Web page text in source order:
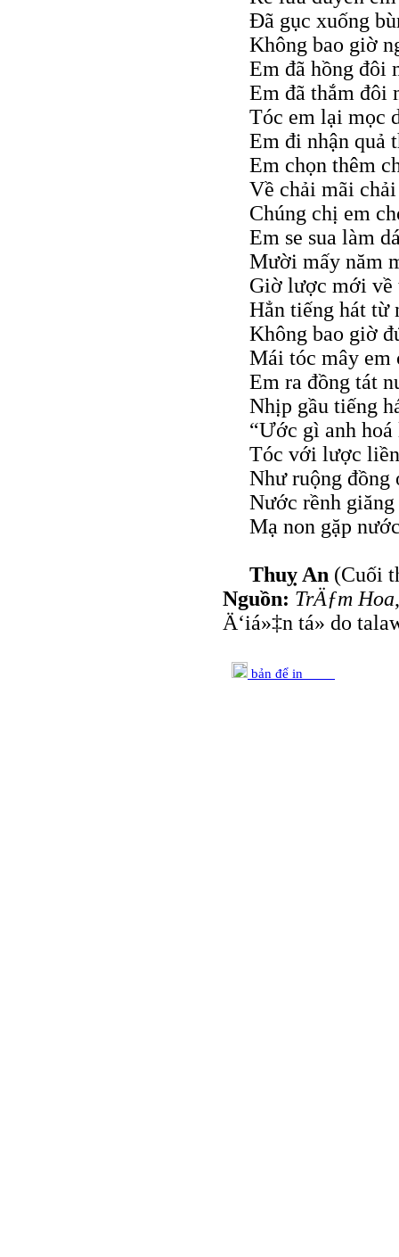
Đã gục xuống
Không bao giờ
Em đã hồng đôi
Em đã thắm đôi
Tóc em lại mọc
Em đi nhận quả
Em chọn thêm
Về chải mãi
Chúng chị em
Em se sua làm
Mười mấy năm
Giờ lược mới về
Hẳn tiếng hát từ
Không bao giờ
Mái tóc mây em
Em ra đồng tát
Nhịp gầu tiếng
“Ước gì anh
Tóc với lược
Như ruộng đồng
Nước rềnh giăng
Mạ non gặp
Thuỵ An (Cuối
Nguồn: TrÄƒm Hoa
Ä‘iá»‡n tá»­ do
bản để in